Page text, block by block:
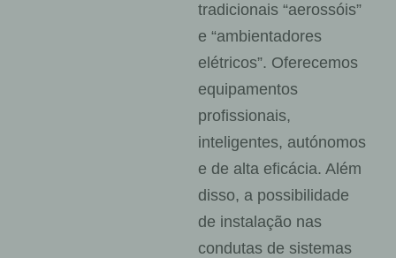
tradicionais “aerossóis”
e “ambientadores
elétricos”. Oferecemos
equipamentos
profissionais,
inteligentes, autónomos
e de alta eficácia. Além
disso, a possibilidade
de instalação nas
condutas de sistemas